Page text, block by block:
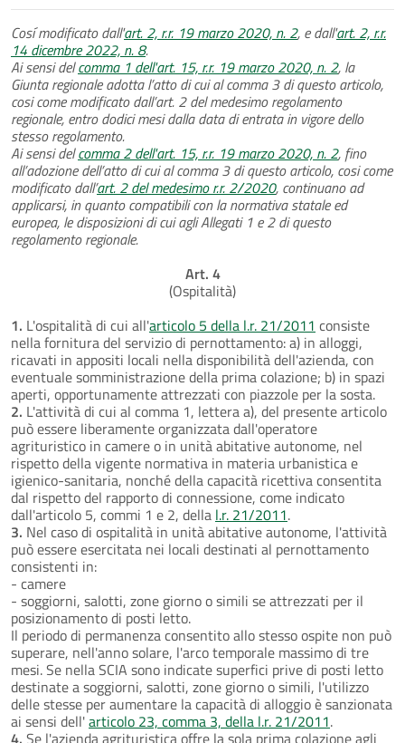
Cosí modificato dall'art. 2, r.r. 19 marzo 2020, n. 2, e dall'art. 2, r.r.
14 dicembre 2022, n. 8.
Ai sensi delcomma 1 dell'art. 15, r.r. 19 marzo 2020, n. 2, la
Giunta regionale adotta l’atto di cui al comma 3 di questo articolo,
cosi come modificato dall’art. 2 del medesimo regolamento
regionale, entro dodici mesi dalla data di entrata in vigore dello
stesso regolamento.
Ai sensi delcomma 2 dell'art. 15, r.r. 19 marzo 2020, n. 2, fino
all’adozione dell’atto di cui al comma 3 di questo articolo, cosi come
modificato dall’art. 2 del medesimo r.r. 2/2020, continuano ad
applicarsi, in quanto compatibili con la normativa statale ed
europea, le disposizioni di cui agli Allegati 1 e 2 di questo
regolamento regionale.
Art. 4
(Ospitalità)
1. L'ospitalità di cui all'articolo 5 della l.r. 21/2011 consiste
nella fornitura del servizio di pernottamento: a) in alloggi,
ricavati in appositi locali nella disponibilità dell'azienda, con
eventuale somministrazione della prima colazione; b) in spazi
aperti, opportunamente attrezzati con piazzole per la sosta.
2. L'attività di cui al comma 1, lettera a), del presente articolo
può essere liberamente organizzata dall'operatore
agrituristico in camere o in unità abitative autonome, nel
rispetto della vigente normativa in materia urbanistica e
igienico-sanitaria, nonché della capacità ricettiva consentita
dal rispetto del rapporto di connessione, come indicato
dall'articolo 5, commi 1 e 2, della l.r. 21/2011.
3. Nel caso di ospitalità in unità abitative autonome, l'attività
può essere esercitata nei locali destinati al pernottamento
consistenti in:
- camere
- soggiorni, salotti, zone giorno o simili se attrezzati per il
posizionamento di posti letto.
Il periodo di permanenza consentito allo stesso ospite non può
superare, nell'anno solare, l'arco temporale massimo di tre
mesi. Se nella SCIA sono indicate superfici prive di posti letto
destinate a soggiorni, salotti, zone giorno o simili, l'utilizzo
delle stesse per aumentare la capacità di alloggio è sanzionata
ai sensi dell'articolo 23, comma 3, della l.r. 21/2011.
4. Se l'azienda agrituristica offre la sola prima colazione agli